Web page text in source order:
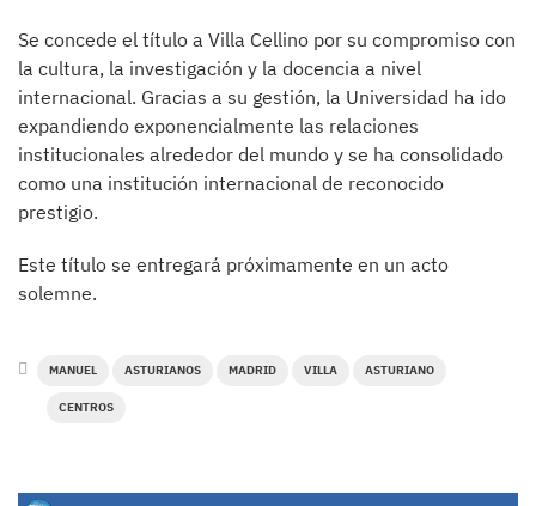
Se concede el título a Villa Cellino por su compromiso con
la cultura, la investigación y la docencia a nivel
internacional. Gracias a su gestión, la Universidad ha ido
expandiendo exponencialmente las relaciones
institucionales alrededor del mundo y se ha consolidado
como una institución internacional de reconocido
prestigio.
Este título se entregará próximamente en un acto
solemne.
MANUEL ASTURIANOS MADRID VILLA ASTURIANO
CENTROS